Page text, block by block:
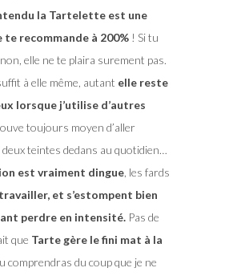
la Tartelette est une
recommande à 200%! Si tu
elle ne te plaira surement pas.
à elle même, autant elle reste
lorsque j’utilise d’autres
toujours moyen d’aller
teintes dedans au quotidien…
est vraiment dingue, les fards
et s’estompent bien
perdre en intensité.Pas de
que Tarte gère le fini mat à la
comprendras du coup que je ne